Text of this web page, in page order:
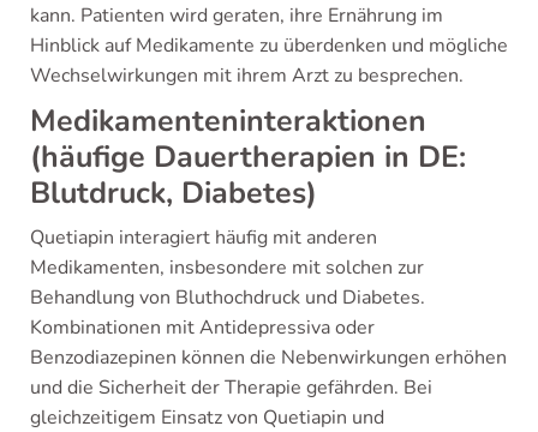
kann. Patienten wird geraten, ihre Ernährung im
Hinblick auf Medikamente zu überdenken und mögliche
Wechselwirkungen mit ihrem Arzt zu besprechen.
Medikamenteninteraktionen
(häufige Dauertherapien in DE:
Blutdruck, Diabetes)
Quetiapin interagiert häufig mit anderen
Medikamenten, insbesondere mit solchen zur
Behandlung von Bluthochdruck und Diabetes.
Kombinationen mit Antidepressiva oder
Benzodiazepinen können die Nebenwirkungen erhöhen
und die Sicherheit der Therapie gefährden. Bei
gleichzeitigem Einsatz von Quetiapin und